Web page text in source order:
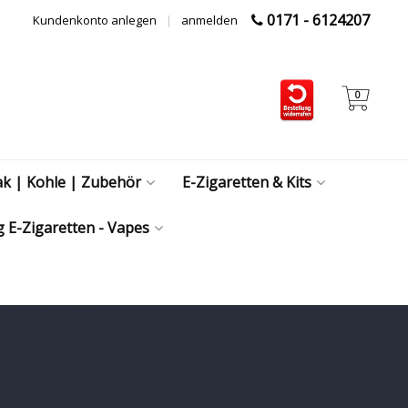
0171 - 6124207
anmelden
|
Kundenkonto anlegen
0
| Kohle | Zubehör E-Zigaretten & Kits
E-Zigaretten - Vapes